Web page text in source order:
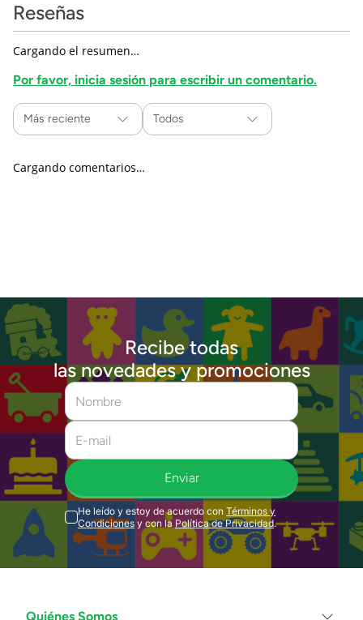
Reseñas
Cargando el resumen…
Por favor, inicia sesión para escribir un comentario.
Más reciente Todos
Cargando comentarios…
Recibe todas
las novedades y promociones
Enviar
He leído y estoy de acuerdo con Términos y
Condiciones y con la Política de Privacidad.
Quiénes Somos